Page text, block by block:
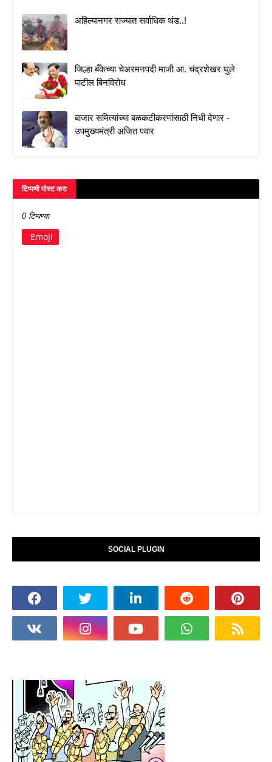
अहिल्यानगर राज्यात सर्वाधिक थंड..!
जिल्हा बँकेच्या चेअरमनपदी माजी आ. चंद्रशेखर घुले
पाटील बिनविरोध
बाजार समित्यांच्या बळकटीकरणांसाठी निधी देणार -
उपमुख्यमंत्री अजित पवार
टिप्पणी पोस्ट करा
0 टिप्पण्या
Emoji
SOCIAL PLUGIN